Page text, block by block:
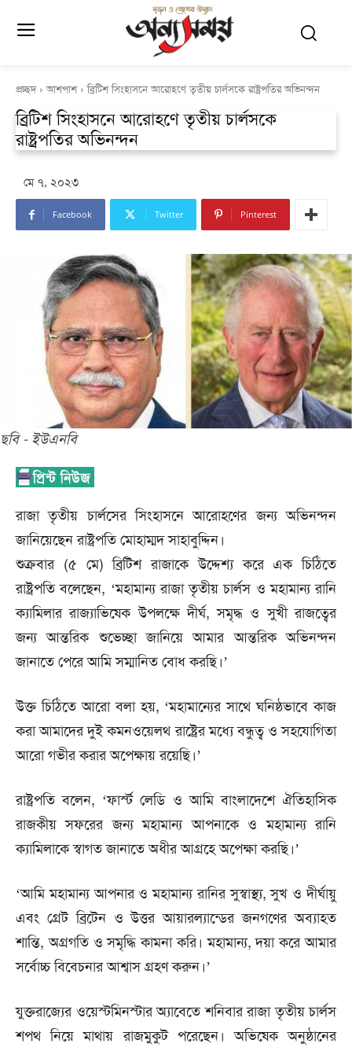
প্রচ্ছদ আশপাশ ব্রিটিশ সিংহাসনে আরোহণে তৃতীয় চার্লসকে রাষ্ট্রপতির অভিনন্দন
ব্রিটিশ সিংহাসনে আরোহণে তৃতীয় চার্লসকে
রাষ্ট্রপতির অভিনন্দন
মে ৭, ২০২৩
Facebook Twitter Pinterest
ছবি - ইউএনবি
রাজা তৃতীয় চার্লসের সিংহাসনে আরোহণের জন্য অভিনন্দন
জানিয়েছেন রাষ্ট্রপতি মোহাম্মদ সাহাবুদ্দিন।
শুক্রবার (৫ মে) ব্রিটিশ রাজাকে উদ্দেশ্য করে এক চিঠিতে
রাষ্ট্রপতি বলেছেন, ‘মহামান্য রাজা তৃতীয় চার্লস ও মহামান্য রানি
ক্যামিলার রাজ্যাভিষেক উপলক্ষে দীর্ঘ, সমৃদ্ধ ও সুখী রাজত্বের
জন্য আন্তরিক শুভেচ্ছা জানিয়ে আমার আন্তরিক অভিনন্দন
জানাতে পেরে আমি সম্মানিত বোধ করছি।’
উক্ত চিঠিতে আরো বলা হয়, ‘মহামান্যের সাথে ঘনিষ্ঠভাবে কাজ
করা আমাদের দুই কমনওয়েলথ রাষ্ট্রের মধ্যে বন্ধুত্ব ও সহযোগিতা
আরো গভীর করার অপেক্ষায় রয়েছি।’
রাষ্ট্রপতি বলেন, ‘ফার্স্ট লেডি ও আমি বাংলাদেশে ঐতিহাসিক
রাজকীয় সফরের জন্য মহামান্য আপনাকে ও মহামান্য রানি
ক্যামিলাকে স্বাগত জানাতে অধীর আগ্রহে অপেক্ষা করছি।’
‘আমি মহামান্য আপনার ও মহামান্য রানির সুস্বাস্থ্য, সুখ ও দীর্ঘায়ু
এবং গ্রেট ব্রিটেন ও উত্তর আয়ারল্যান্ডের জনগণের অব্যাহত
শান্তি, অগ্রগতি ও সমৃদ্ধি কামনা করি। মহামান্য, দয়া করে আমার
সর্বোচ্চ বিবেচনার আশ্বাস গ্রহণ করুন।’
যুক্তরাজ্যের ওয়েস্টমিনস্টার অ্যাবেতে শনিবার রাজা তৃতীয় চার্লস
শপথ নিয়ে মাথায় রাজমুকুট পরেছেন। অভিষেক অনুষ্ঠানের